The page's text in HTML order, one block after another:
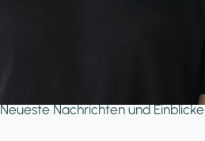
Neueste Nachrichten und Einblicke